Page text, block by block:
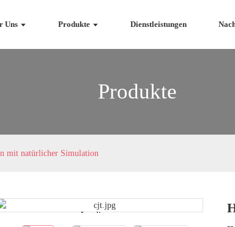
Uns Produkte Dienstleistungen
Produkte
mit natürlicher Simulation
Loading...
Loading...